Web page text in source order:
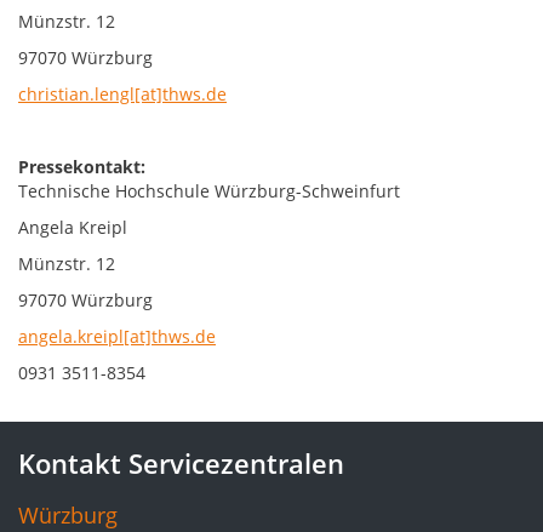
Münzstr. 12
97070 Würzburg
christian.lengl[at]thws.de
Pressekontakt:
Technische Hochschule Würzburg-Schweinfurt
Angela Kreipl
Münzstr. 12
97070 Würzburg
angela.kreipl[at]thws.de
0931 3511-8354
Kontakt Servicezentralen
Würzburg